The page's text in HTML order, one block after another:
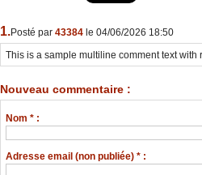
1.Posté par 43384 le 04/06/2026 18:50
This is a sample multiline comment text with
Nouveau commentaire :
Nom * :
Adresse email (non publiée) * :